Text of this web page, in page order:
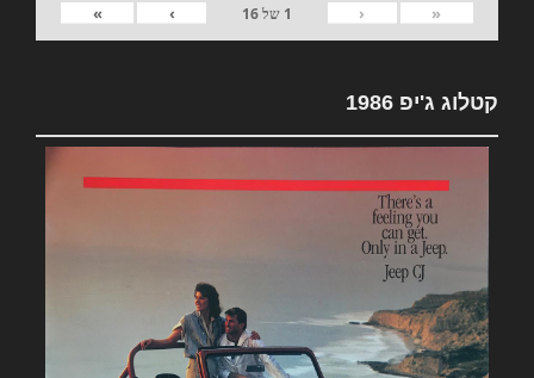
«
‹
1 של16
›
»
קטלוג ג'יפ 1986